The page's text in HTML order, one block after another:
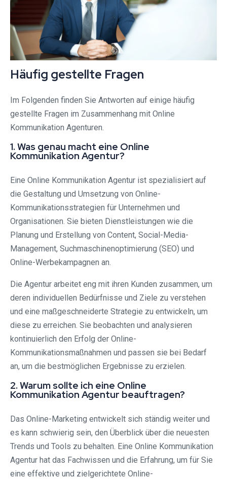
Häufig gestellte Fragen
Im Folgenden finden Sie Antworten auf einige häufig
gestellte Fragen im Zusammenhang mit Online
Kommunikation Agenturen.
1. Was genau macht eine Online
Kommunikation Agentur?
Eine Online Kommunikation Agentur ist spezialisiert auf
die Gestaltung und Umsetzung von Online-
Kommunikationsstrategien für Unternehmen und
Organisationen. Sie bieten Dienstleistungen wie die
Planung und Erstellung von Content, Social-Media-
Management, Suchmaschinenoptimierung (SEO) und
Online-Werbekampagnen an.
Die Agentur arbeitet eng mit ihren Kunden zusammen, um
deren individuellen Bedürfnisse und Ziele zu verstehen
und eine maßgeschneiderte Strategie zu entwickeln, um
diese zu erreichen. Sie beobachten und analysieren
kontinuierlich den Erfolg der Online-
Kommunikationsmaßnahmen und passen sie bei Bedarf
an, um die bestmöglichen Ergebnisse zu erzielen.
2. Warum sollte ich eine Online
Kommunikation Agentur beauftragen?
Das Online-Marketing entwickelt sich ständig weiter und
es kann schwierig sein, den Überblick über die neuesten
Trends und Tools zu behalten. Eine Online Kommunikation
Agentur hat das Fachwissen und die Erfahrung, um für Sie
eine effektive und zielgerichtete Online-